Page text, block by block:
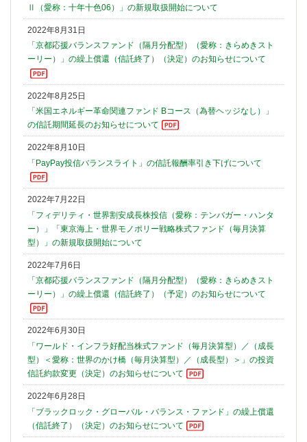
Ⅱ（愛称：十年十色06）」の新規取扱開始について
2022年8月31日
「京都応援バランスファンド（隔月分配型）（愛称：きらめきスト
ーリー）」の繰上償還（信託終了）（決定）のお知らせについて
2022年8月25日
「米国エネルギー革命関連ファンド Bコース（為替ヘッジなし）」
の信託期間延長のお知らせについて
2022年8月10日
「PayPay投信バランスライト」の信託報酬率引き下げについて
2022年7月22日
「フィデリティ・世界割安成長株投信（愛称：テンバガー・ハンタ
ー）」「東京海上・世界モノポリー戦略株式ファンド（毎月決算
型）」の新規取扱開始について
2022年7月6日
「京都応援バランスファンド（隔月分配型）（愛称：きらめきスト
ーリー）」の繰上償還（信託終了）（予定）のお知らせについて
2022年6月30日
「ワールド・インフラ好配当株式ファンド（毎月決算型）／（成長
型）＜愛称：世界のかけ橋（毎月決算型）／（成長型）＞」の投資
信託約款変更（決定）のお知らせについて
2022年6月28日
「ブラックロック・グローバル・バランス・ファンド」の繰上償還
（信託終了）（決定）のお知らせについて